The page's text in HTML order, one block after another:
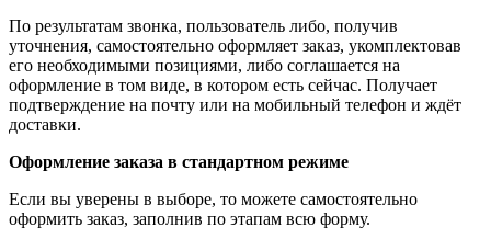
По результатам звонка, пользователь либо, получив
уточнения, самостоятельно оформляет заказ, укомплектовав
его необходимыми позициями, либо соглашается на
оформление в том виде, в котором есть сейчас. Получает
подтверждение на почту или на мобильный телефон и ждёт
доставки.
Оформление заказа в стандартном режиме
Если вы уверены в выборе, то можете самостоятельно
оформить заказ, заполнив по этапам всю форму.